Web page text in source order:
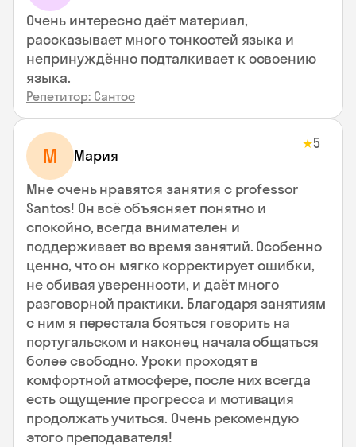
Очень интересно даёт материал,
рассказывает много тонкостей языка и
непринуждённо подталкивает к освоению
языка.
Репетитор: Сантос
М Мария
★5
Мне очень нравятся занятия с professor
Santos! Он всё объясняет понятно и
спокойно, всегда внимателен и
поддерживает во время занятий. Особенно
ценно, что он мягко корректирует ошибки,
не сбивая уверенности, и даёт много
разговорной практики. Благодаря занятиям
с ним я перестала бояться говорить на
португальском и наконец начала общаться
более свободно. Уроки проходят в
комфортной атмосфере, после них всегда
есть ощущение прогресса и мотивация
продолжать учиться. Очень рекомендую
этого преподавателя!